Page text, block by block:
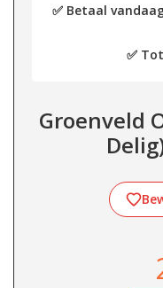
✅ Betaal
✅
Groenveld